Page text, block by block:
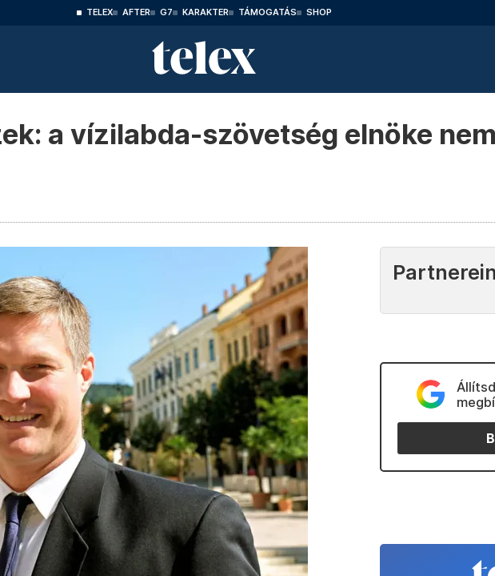
TELEX AFTER G7 KARAKTER TÁMOGATÁS SHOP
a vízilabda-szövetség elnöke